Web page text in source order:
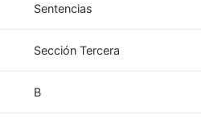
Sentencias
Sección Tercera
B